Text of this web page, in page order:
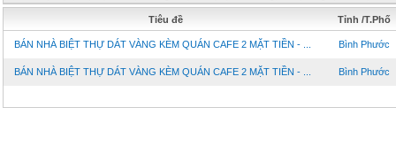
Tiêu đề Tỉnh /T.Phố
BÁN NHÀ BIỆT THỰ DÁT VÀNG KÈM QUÁN CAFE 2 MẶT TIỀN - ... Bình Phước
BÁN NHÀ BIỆT THỰ DÁT VÀNG KÈM QUÁN CAFE 2 MẶT TIỀN - ... Bình Phước